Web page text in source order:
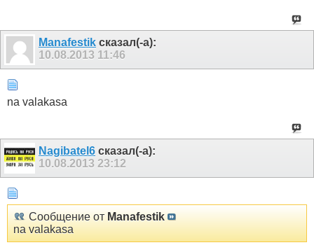
Manafestik сказал(-а):
10.08.2013 11:46
na valakasa
Nagibatel6 сказал(-а):
10.08.2013 23:12
Сообщение от Manafestik
na valakasa